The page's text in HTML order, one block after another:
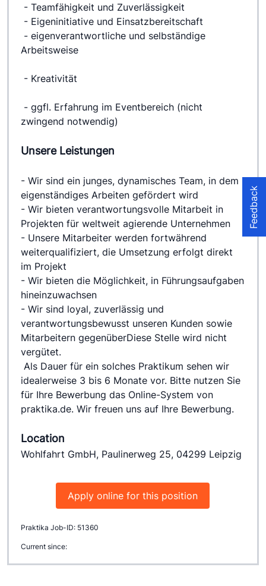
- Teamfähigkeit und Zuverlässigkeit
- Eigeninitiative und Einsatzbereitschaft
Arbeitsweise
- Kreativität
zwingend notwendig)
Unsere Leistungen
- Wir sind ein junges, dynamisches Team, in dem
eigenständiges Arbeiten gefördert wird
- Wir bieten verantwortungsvolle Mitarbeit in
Projekten für weltweit agierende Unternehmen
- Unsere Mitarbeiter werden fortwährend
weiterqualifiziert, die Umsetzung erfolgt direkt
im Projekt
- Wir bieten die Möglichkeit, in Führungsaufgaben
hineinzuwachsen
- Wir sind loyal, zuverlässig und
verantwortungsbewusst unseren Kunden sowie
Mitarbeitern gegenüberDiese Stelle wird nicht
vergütet.
idealerweise 3 bis 6 Monate vor. Bitte nutzen Sie
für Ihre Bewerbung das Online-System von
praktika.de. Wir freuen uns auf Ihre Bewerbung.
Location
Wohlfahrt GmbH, Paulinerweg 25, 04299 Leipzig
Apply online for this position
Praktika Job-ID: 51360
Current since:
Feedback